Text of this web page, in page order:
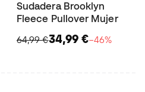
Sudadera Brooklyn
Fleece Pullover Mujer
64,99 €34,99 €−46%